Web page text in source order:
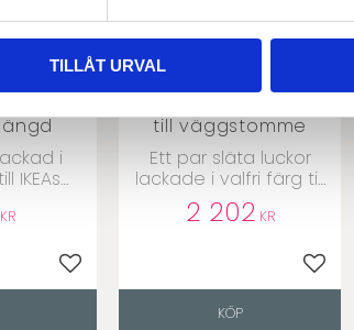
TILLÅT URVAL
i
IKEAs
KR
Lägg till i favoriter
till väggstomme
Ett par släta luckor
lackade i valfri färg till
IKEAs Metodstommar
2 202 KR
KÖP